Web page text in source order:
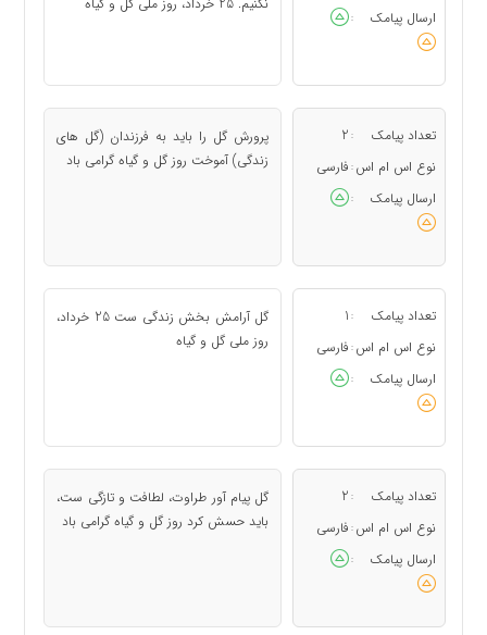
ارسال پیامک
:
تعداد پیامک :
2
نوع اس ام اس : فارسی
ارسال پیامک
:
پرورش گل را باید به فرزندان (گل های
زندگی) آموخت روز گل و گیاه گرامی باد
تعداد پیامک :
1
نوع اس ام اس : فارسی
ارسال پیامک
:
گل آرامش بخش زندگی ست 25 خرداد،
روز ملی گل و گیاه
تعداد پیامک :
2
نوع اس ام اس : فارسی
ارسال پیامک
:
گل پیام آور طراوت، لطافت و تازگی ست،
باید حسش کرد روز گل و گیاه گرامی باد